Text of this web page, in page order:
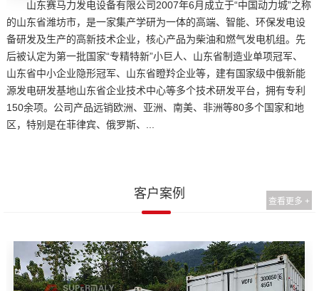
山东赛马力发电设备有限公司2007年6月成立于“中国动力城”之称
的山东省潍坊市，是一家集产学研为一体的高端、智能、环保发电设
备研发及生产的高新技术企业，核心产品为柴油和燃气发电机组。先
后被认定为第一批国家“专精特新”小巨人、山东省制造业单项冠军、
山东省中小企业隐形冠军、山东省瞪羚企业等，建有国家级中俄新能
源发电研发基地山东省企业技术中心等多个技术研发平台，拥有专利
150余项。公司产品远销欧洲、亚洲、南美、非洲等80多个国家和地
区，特别是在菲律宾、俄罗斯、...
客户案例
查看更多 +